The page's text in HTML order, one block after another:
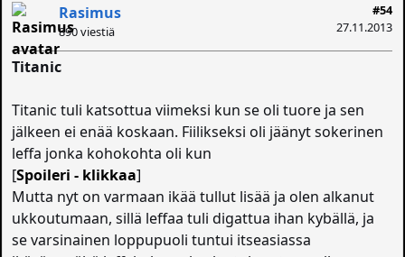
#54
27.11.2013
Rasimus
890 viestiä
Titanic
Titanic tuli katsottua viimeksi kun se oli tuore ja sen
jälkeen ei enää koskaan. Fiilikseksi oli jäänyt sokerinen
leffa jonka kohokohta oli kun
[Spoileri - klikkaa]
Mutta nyt on varmaan ikää tullut lisää ja olen alkanut
ukkoutumaan, sillä leffaa tuli digattua ihan kybällä, ja
se varsinainen loppupuoli tuntui itseasiassa